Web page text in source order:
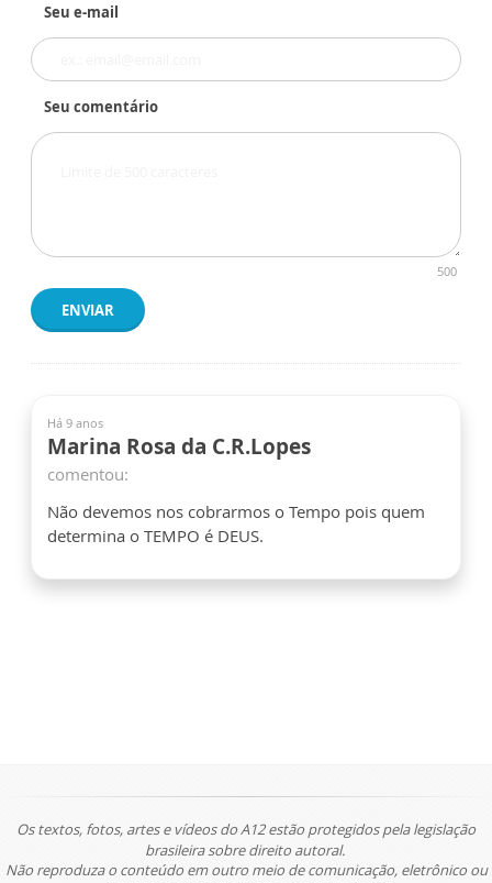
Seu e-mail
Seu comentário
500
ENVIAR
Há 9 anos
Marina Rosa da C.R.Lopes
comentou:
Não devemos nos cobrarmos o Tempo pois quem
determina o TEMPO é DEUS.
Os textos, fotos, artes e vídeos do A12 estão protegidos pela legislação
brasileira sobre direito autoral.
Não reproduza o conteúdo em outro meio de comunicação, eletrônico ou